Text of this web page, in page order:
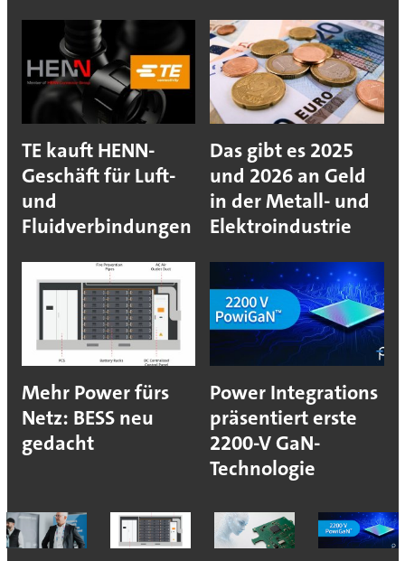
TE kauft HENN-
Geschäft für Luft-
und
Fluidverbindungen
Das gibt es 2025
und 2026 an Geld
in der Metall- und
Elektroindustrie
Mehr Power fürs
Netz: BESS neu
gedacht
Power Integrations
präsentiert erste
2200-V GaN-
Technologie